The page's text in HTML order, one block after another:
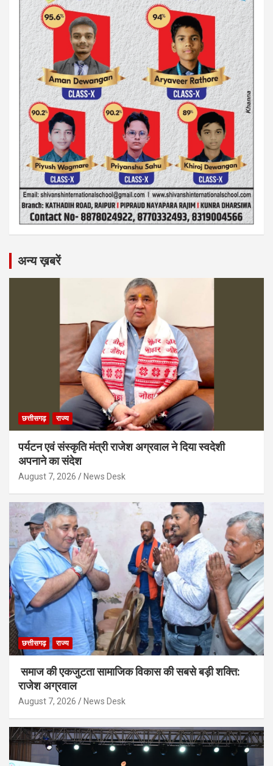
अन्य ख़बरें
छत्तीसगढ़ राज्य
पर्यटन एवं संस्कृति मंत्री राजेश अग्रवाल ने दिया स्वदेशी
अपनाने का संदेश
August 7, 2026 News Desk
छत्तीसगढ़ राज्य
समाज की एकजुटता सामाजिक विकास की सबसे बड़ी शक्ति:
राजेश अग्रवाल
August 7, 2026 News Desk